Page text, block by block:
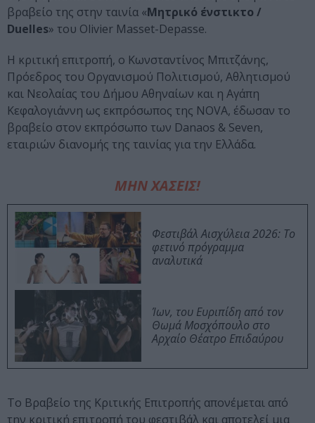
βραβείο της στην ταινία «Μητρικό ένστικτο /
Duelles» του Olivier Masset-Depasse.
Η κριτική επιτροπή, ο Κωνσταντίνος Μπιτζάνης,
Πρόεδρος του Οργανισμού Πολιτισμού, Αθλητισμού
και Νεολαίας του Δήμου Αθηναίων και η Αγάπη
Κεφαλογιάννη ως εκπρόσωπος της NOVA, έδωσαν το
βραβείο στον εκπρόσωπο των Danaos & Seven,
εταιριών διανομής της ταινίας για την Ελλάδα.
ΜΗΝ ΧΑΣΕΙΣ!
Φεστιβάλ Αισχύλεια 2026: Το
φετινό πρόγραμμα
αναλυτικά
Ίων, του Ευριπίδη από τον
Θωμά Μοσχόπουλο στο
Αρχαίο Θέατρο Επιδαύρου
Το Βραβείο της Κριτικής Επιτροπής απονέμεται από
την κριτική επιτροπή του φεστιβάλ και αποτελεί μια